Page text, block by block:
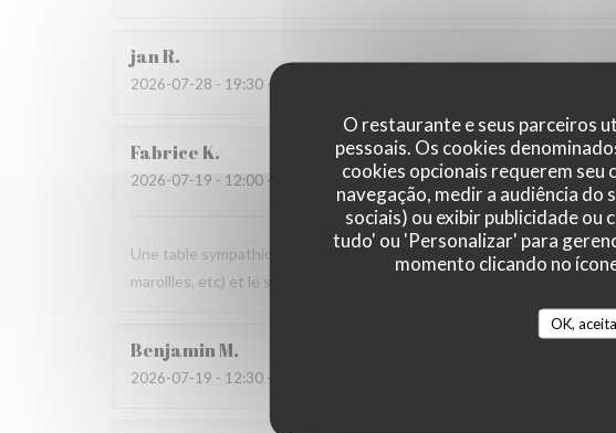
O restaurante e seus parceiros
pessoais. Os cookies
cookies opcionais requerem seu
navegação, medir a audiência
sociais) ou exibir publicidade ou
tudo' ou 'Personalizar' para
momento clicando no
OK,
janR
2026-07-28 - 19:30 - guests 2
FabriceK
2026-07-19 - 12:00 - guests 3
Une table sympathique avec son atmosphère authentique. Nous
maroilles, etc) et le service. Pourquoi pas y retourner lors d'un
BenjaminM
2026-07-19 - 12:30 - guests 2